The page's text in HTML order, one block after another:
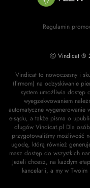
Regulamin
Ⓒ Vindicat ®
Vindicat to nowoczesny i
(firmom) na odzyskiwanie
system umożliwia dostęp
wyegzekwowaniem
automatyczne
e-sądu, a także pisma o
długów Vindicat.pl Dla
przygotowaliśmy możliwość
ugodę, którą również
masz dostęp do wszystkich
Jeżeli chcesz, na każdym
kancelarii, a my w